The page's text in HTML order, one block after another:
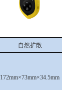
自然扩散
172mm×73mm×34.5mm